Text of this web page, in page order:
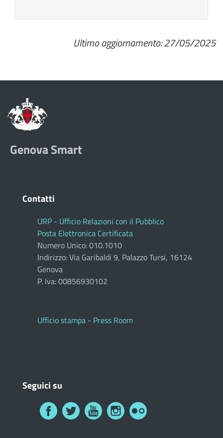
Ultimo aggiornamento: 27/05/2025
Genova Smart
Contatti
URP - Ufficio Relazioni con il Pubblico
Posta Elettronica Certificata
Numero Unico: 010.1010
Indirizzo: Via Garibaldi 9, Palazzo Tursi, 16124
Genova
P. Iva: 00856930102
Ufficio stampa - Press Room
Seguici su